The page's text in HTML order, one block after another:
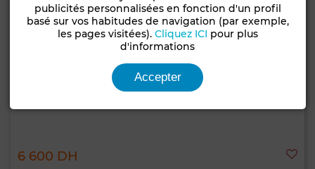
6 600 DH
publicités personnalisées en fonction d'un profil
basé sur vos habitudes de navigation (par exemple,
les pages visitées). Cliquez ICI pour plus
d'informations
Accepter